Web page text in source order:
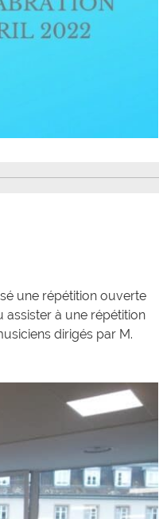
une répétition ouverte
assister à une répétition
dirigés par M.